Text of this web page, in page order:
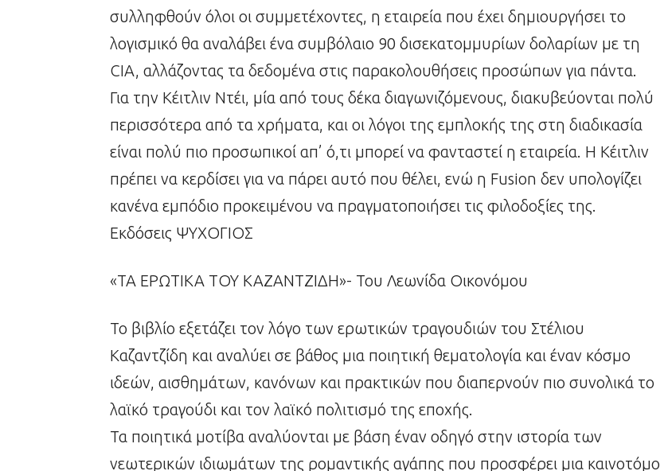
συλληφθούν όλοι οι συμμετέχοντες, η εταιρεία που έχει δημιουργήσει το
λογισμικό θα αναλάβει ένα συμβόλαιο 90 δισεκατομμυρίων δολαρίων με τη
CIA, αλλάζοντας τα δεδομένα στις παρακολουθήσεις προσώπων για πάντα.
Για την Κέιτλιν Ντέι, μία από τους δέκα διαγωνιζόμενους, διακυβεύονται πολύ
περισσότερα από τα χρήματα, και οι λόγοι της εμπλοκής της στη διαδικασία
είναι πολύ πιο προσωπικοί απ’ ό,τι μπορεί να φανταστεί η εταιρεία. Η Κέιτλιν
πρέπει να κερδίσει για να πάρει αυτό που θέλει, ενώ η Fusion δεν υπολογίζει
κανένα εμπόδιο προκειμένου να πραγματοποιήσει τις φιλοδοξίες της.
Εκδόσεις ΨΥΧΟΓΙΟΣ
«ΤΑ ΕΡΩΤΙΚΑ ΤΟΥ ΚΑΖΑΝΤΖΙΔΗ»- Του Λεωνίδα Οικονόμου
Το βιβλίο εξετάζει τον λόγο των ερωτικών τραγουδιών του Στέλιου
Καζαντζίδη και αναλύει σε βάθος μια ποιητική θεματολογία και έναν κόσμο
ιδεών, αισθημάτων, κανόνων και πρακτικών που διαπερνούν πιο συνολικά το
λαϊκό τραγούδι και τον λαϊκό πολιτισμό της εποχής.
Τα ποιητικά μοτίβα αναλύονται με βάση έναν οδηγό στην ιστορία των
νεωτερικών ιδιωμάτων της ρομαντικής αγάπης που προσφέρει μια καινοτόμο